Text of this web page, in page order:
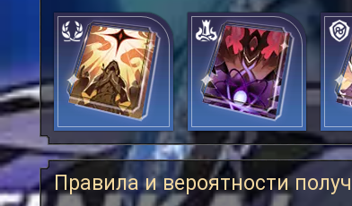
дом
Оборона
Размножение
Совместная
гибель
Правила и вероятности